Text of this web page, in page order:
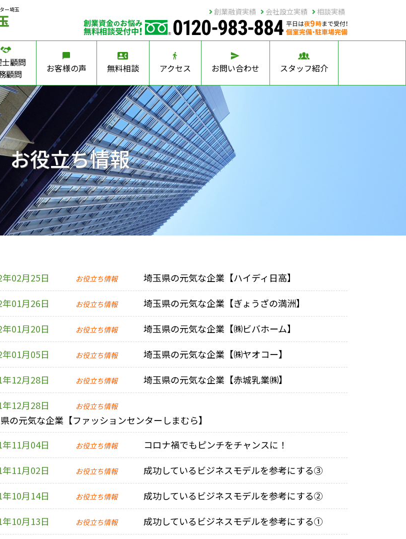
ー埼玉 創業融資実績 会社設立実績 相談実績
顧問
顧問
お客様の声 無料相談 アクセス お問い合わせ スタッフ紹介
お役立ち情報
02月25日 お役立ち情報
埼玉県の元気な企業【ハイディ日高】
01月26日
お役立ち情報
埼玉県の元気な企業【ぎょうざの満洲】
01月20日
お役立ち情報
埼玉県の元気な企業【㈱ビバホーム】
01月05日
お役立ち情報
埼玉県の元気な企業【㈱ヤオコー】
12月28日
お役立ち情報
埼玉県の元気な企業【赤城乳業㈱】
12月28日
お役立ち情報
の元気な企業【ファッションセンターしまむら】
11月04日
お役立ち情報
コロナ禍でもピンチをチャンスに！
11月02日
お役立ち情報
成功しているビジネスモデルを参考にする③
10月14日
お役立ち情報
成功しているビジネスモデルを参考にする②
10月13日
お役立ち情報 成功しているビジネスモデルを参考にする①